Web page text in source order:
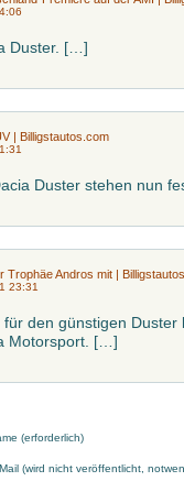
Duster. […]
| Billigstautos.com
Duster stehen nun
Trophäe Andros mit |
23:31
den günstigen Duster
Motorsport. […]
(erforderlich)
(wird nicht veröffentlicht,